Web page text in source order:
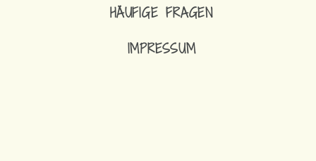
HÄUFIGE FRAGEN
IMPRESSUM